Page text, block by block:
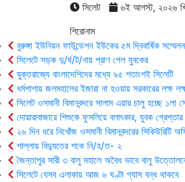
সিলেট
৬ই আগস্ট, ২০২৬
শিরোনাম
বুরুঙ্গা ইউনিয়ন ফাউন্ডেশন ইউকের ৫ম দ্বিবার্ষিক
সিলেটে সড়ক দু/র্ঘ/ট/নায় প্রাণ গেল যুবকের
যুক্তরাজ্যে বাংলাদেশিদের মধ্যে ৯৫ শতাংশই সিলেটি
ধর্মপাশায় জলমহালের ইজারা না হওয়ায় সরকারের লক্ষ
সিলেট ওসমানী বিমানবন্দরে সালাম এয়ার চালু হচ্ছে ১লা
দোয়ারাবাজারে শিশুকে ফুসলিয়ে বলাৎকার, যুবক গ্রেপ্তার
২৬ দিন ধরে নিখোঁজ ওসমানী বিমানবন্দরের সিকিউরিটি
শাল্লায় বিদ্যুতের শকে নি/হ/ত- ২
জৈন্তাপুর সারী ৩ বালু মহালে অবৈধ ভাবে বালু
সিলেটে যেসব এলাকায় আজ ৬ ঘণ্টা গ্যাস বন্ধ থাকবে